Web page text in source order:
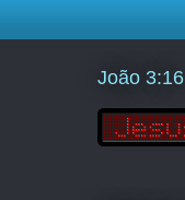
João 3:16